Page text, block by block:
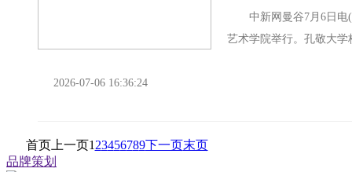
中新网曼谷7月6日电(
艺术学院举行。孔敬大
2026-07-06 16:36:24
首页上一页1 23456789下一页末页
品牌策划